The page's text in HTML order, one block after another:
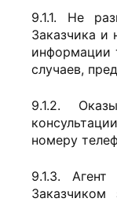
9.1.1. Не
Заказчика и
информации
случаев,
9.1.2.
номеру
9.1.3. Агент